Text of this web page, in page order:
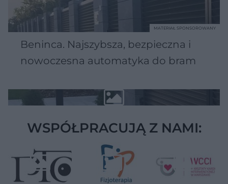
Beninca. Najszybsza, bezpieczna i
nowoczesna automatyka do bram
MATERIAŁ SPONSOROWANY
WSPÓŁPRACUJĄ Z NAMI: